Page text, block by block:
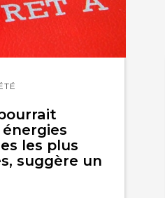
les plus
suggère un